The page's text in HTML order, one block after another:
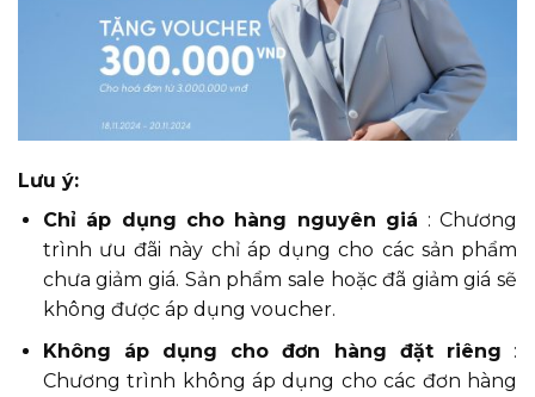
Lưu ý:
Chỉ áp dụng cho hàng nguyên giá : Chương
trình ưu đãi này chỉ áp dụng cho các sản phẩm
chưa giảm giá. Sản phẩm sale hoặc đã giảm giá sẽ
không được áp dụng voucher.
Không áp dụng cho đơn hàng đặt riêng :
Chương trình không áp dụng cho các đơn hàng